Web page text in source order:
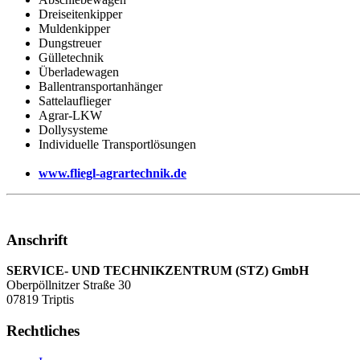
Dreiseitenkipper
Muldenkipper
Dungstreuer
Gülletechnik
Überladewagen
Ballentransportanhänger
Sattelauflieger
Agrar-LKW
Dollysysteme
Individuelle Transportlösungen
www.fliegl-agrartechnik.de
Anschrift
SERVICE- UND TECHNIKZENTRUM (STZ) GmbH
Oberpöllnitzer Straße 30
07819 Triptis
Rechtliches